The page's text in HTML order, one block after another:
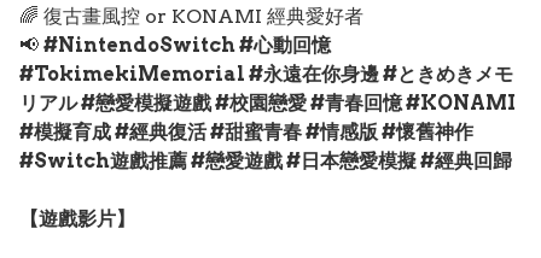
🌈 復古畫風控 or KONAMI 經典愛好者
📢 #NintendoSwitch #心動回憶
#TokimekiMemorial #永遠在你身邊 #ときめきメモ
リアル #戀愛模擬遊戲 #校園戀愛 #青春回憶 #KONAMI
#模擬育成 #經典復活 #甜蜜青春 #情感版 #懷舊神作
#Switch遊戲推薦 #戀愛遊戲 #日本戀愛模擬 #經典回歸
【遊戲影片】